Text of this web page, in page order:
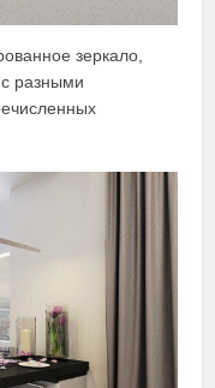
зеркало,
с разными